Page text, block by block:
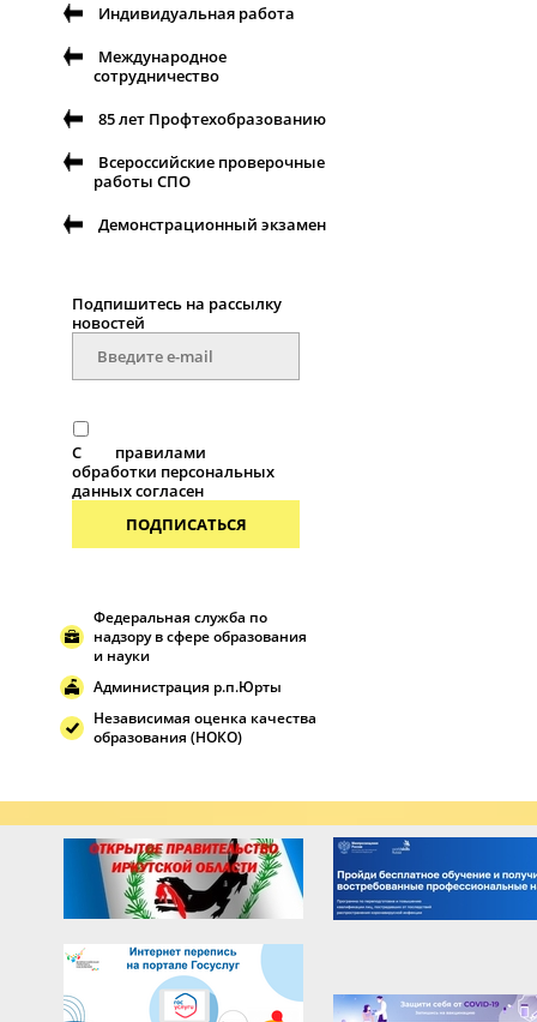
Индивидуальная работа
Международное
сотрудничество
85 лет Профтехобразованию
Всероссийские проверочные
работы СПО
Демонстрационный экзамен
Подпишитесь на рассылку
новостей
С
правилами
обработки персональных
данных согласен
ПОДПИСАТЬСЯ
Федеральная служба по
надзору в сфере образования
и науки
Администрация р.п.Юрты
Независимая оценка качества
образования (НОКО)